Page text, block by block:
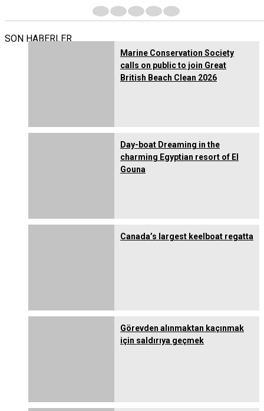
SON HABERLER
Marine Conservation Society
calls on public to join Great
British Beach Clean 2026
Day-boat Dreaming in the
charming Egyptian resort of El
Gouna
Canada’s largest keelboat regatta
Görevden alınmaktan kaçınmak
için saldırıya geçmek